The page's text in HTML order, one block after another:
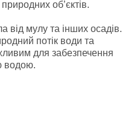
об’єктів.
від мулу та інших осадів.
потік води та
для забезпечення
водою.